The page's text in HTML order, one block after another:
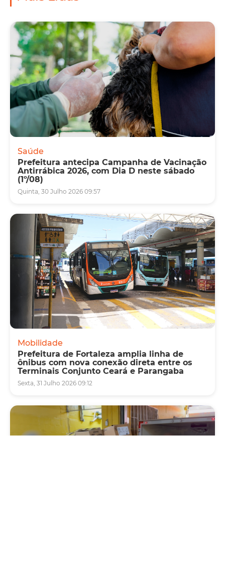
Saúde
Prefeitura antecipa Campanha de Vacinação
Antirrábica 2026, com Dia D neste sábado
(1º/08)
Quinta, 30 Julho 2026 09:57
Mobilidade
Prefeitura de Fortaleza amplia linha de
ônibus com nova conexão direta entre os
Terminais Conjunto Ceará e Parangaba
Sexta, 31 Julho 2026 09:12